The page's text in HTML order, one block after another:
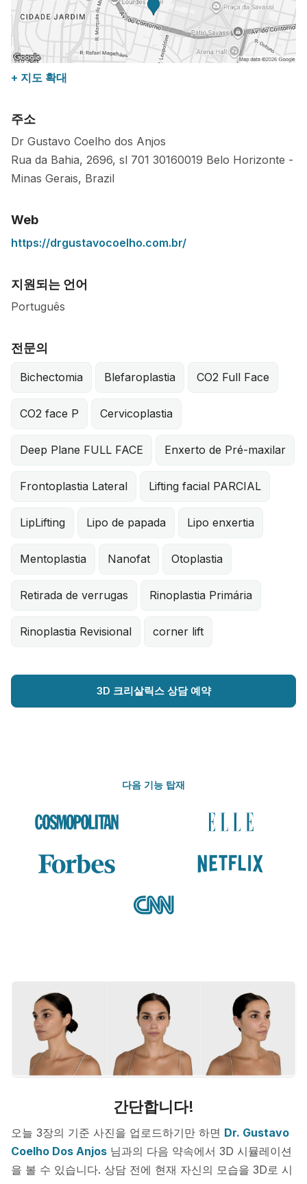
+ 지도 확대
주소
Dr Gustavo Coelho dos Anjos
Rua da Bahia, 2696, sl 701 30160019 Belo Horizonte -
Minas Gerais, Brazil
Web
https://drgustavocoelho.com.br/
지원되는 언어
Português
전문의
Bichectomia Blefaroplastia CO2 Full Face
CO2 face P Cervicoplastia
Deep Plane FULL FACE Enxerto de Pré-maxilar
Frontoplastia Lateral Lifting facial PARCIAL
LipLifting Lipo de papada Lipo enxertia
Mentoplastia Nanofat Otoplastia
Retirada de verrugas Rinoplastia Primária
Rinoplastia Revisional corner lift
3D 크리살릭스 상담 예약
다음 기능 탑재
간단합니다!
오늘 3장의 기준 사진을 업로드하기만 하면 Dr. Gustavo
Coelho Dos Anjos 님과의 다음 약속에서 3D 시뮬레이션
을 볼 수 있습니다. 상담 전에 현재 자신의 모습을 3D로 시